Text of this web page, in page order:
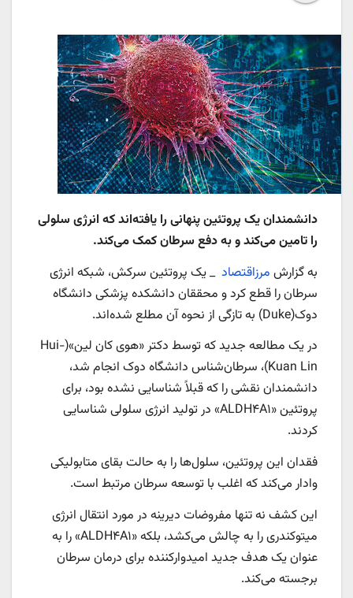
دانشمندان یک پروتئین پنهانی را یافته‌اند که انرژی سلولی
را تامین می‌کند و به دفع سرطان کمک می‌کند.
به گزارش مرزاقتصاد _ یک پروتئین سرکش، شبکه انرژی
سرطان را قطع کرد و محققان دانشکده پزشکی دانشگاه
دوک(Duke) به تازگی از نحوه آن مطلع شده‌اند.
در یک مطالعه جدید که توسط دکتر «هوی کان لین»(Hui-
Kuan Lin)، سرطان‌شناس دانشگاه دوک انجام شد،
دانشمندان نقشی را که قبلاً شناسایی نشده بود، برای
پروتئین «ALDH۴A۱» در تولید انرژی سلولی شناسایی
کردند.
فقدان این پروتئین، سلول‌ها را به حالت بقای متابولیکی
وادار می‌کند که اغلب با توسعه سرطان مرتبط است.
این کشف نه تنها مفروضات دیرینه در مورد انتقال انرژی
میتوکندری را به چالش می‌کشد، بلکه «ALDH۴A۱» را به
عنوان یک هدف جدید امیدوارکننده برای درمان سرطان
برجسته می‌کند.